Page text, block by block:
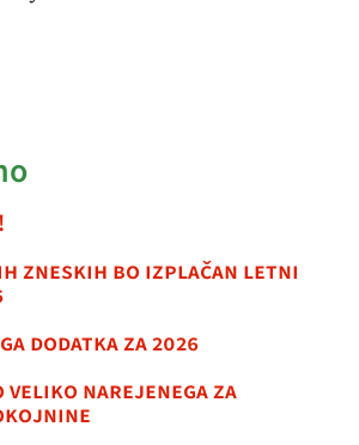
zneskih bo izplačan letni
dodatka za 2026
narejenega za